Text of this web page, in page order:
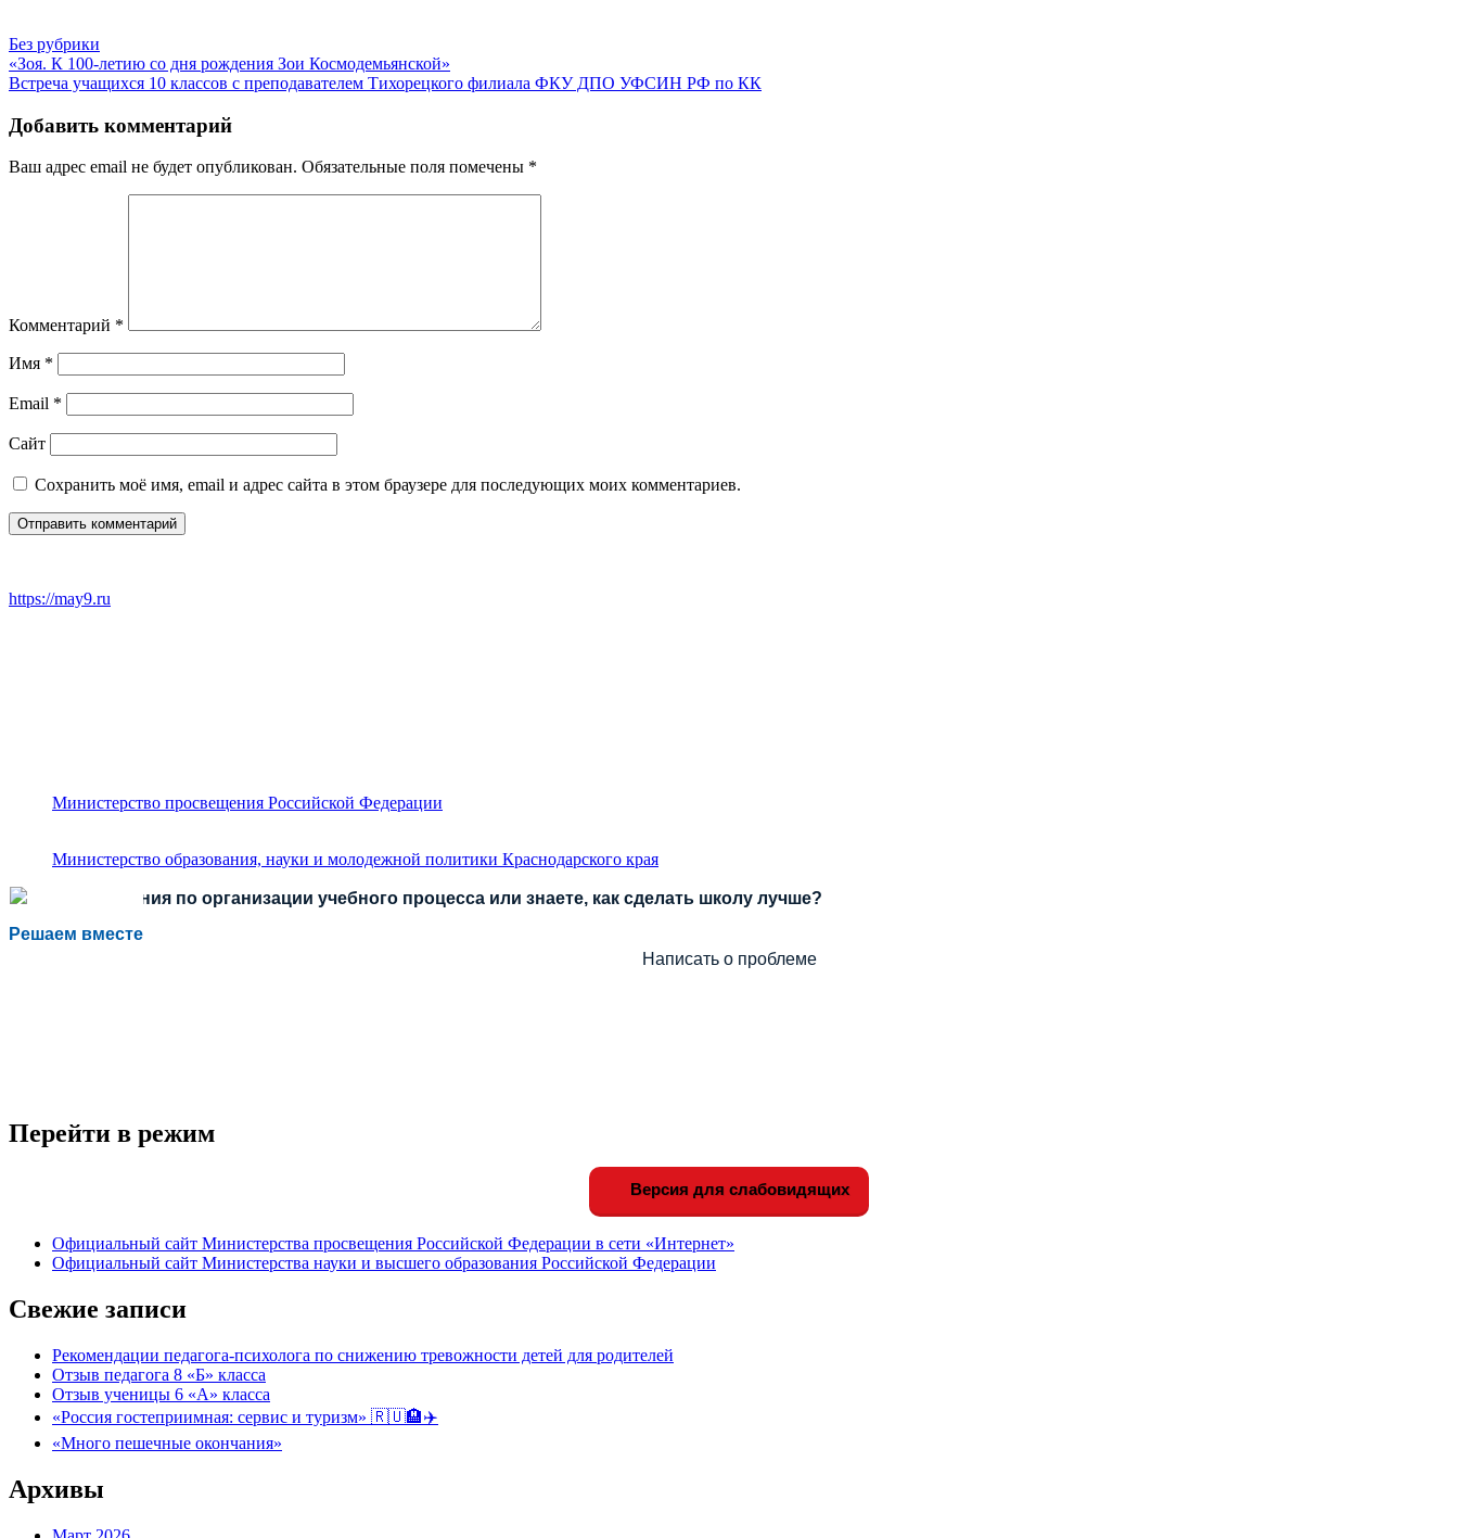
Без рубрики
Навигация
по
записям
«Зоя. К 100-летию со дня рождения Зои Космодемьянской»
Встреча учащихся 10 классов с преподавателем Тихорецкого филиала ФКУ ДПО УФСИН РФ по КК
Добавить комментарий
Ваш адрес email не будет опубликован. Обязательные поля помечены *
Комментарий *
Имя *
Email *
Сайт
Сохранить моё имя, email и адрес сайта в этом браузере для последующих моих комментариев.
https://may9.ru
Министерство просвещения Российской Федерации
Министерство образования, науки и молодежной политики Краснодарского края
Решаем вместе
Есть предложения по организации учебного процесса или знаете, как сделать школу лучше?
Написать о проблеме
Перейти в режим
Версия для слабовидящих
Официальный сайт Министерства просвещения Российской Федерации в сети «Интернет»
Официальный сайт Министерства науки и высшего образования Российской Федерации
Свежие записи
Рекомендации педагога-психолога по снижению тревожности детей для родителей
Отзыв педагога 8 «Б» класса
Отзыв ученицы 6 «А» класса
«Россия гостеприимная: сервис и туризм» 🇷🇺🏨✈️
«Много пешечные окончания»
Архивы